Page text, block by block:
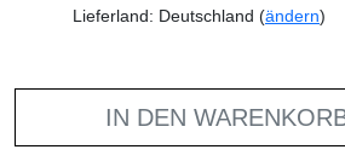
Lieferland: Deutschland (ändern)
IN DEN